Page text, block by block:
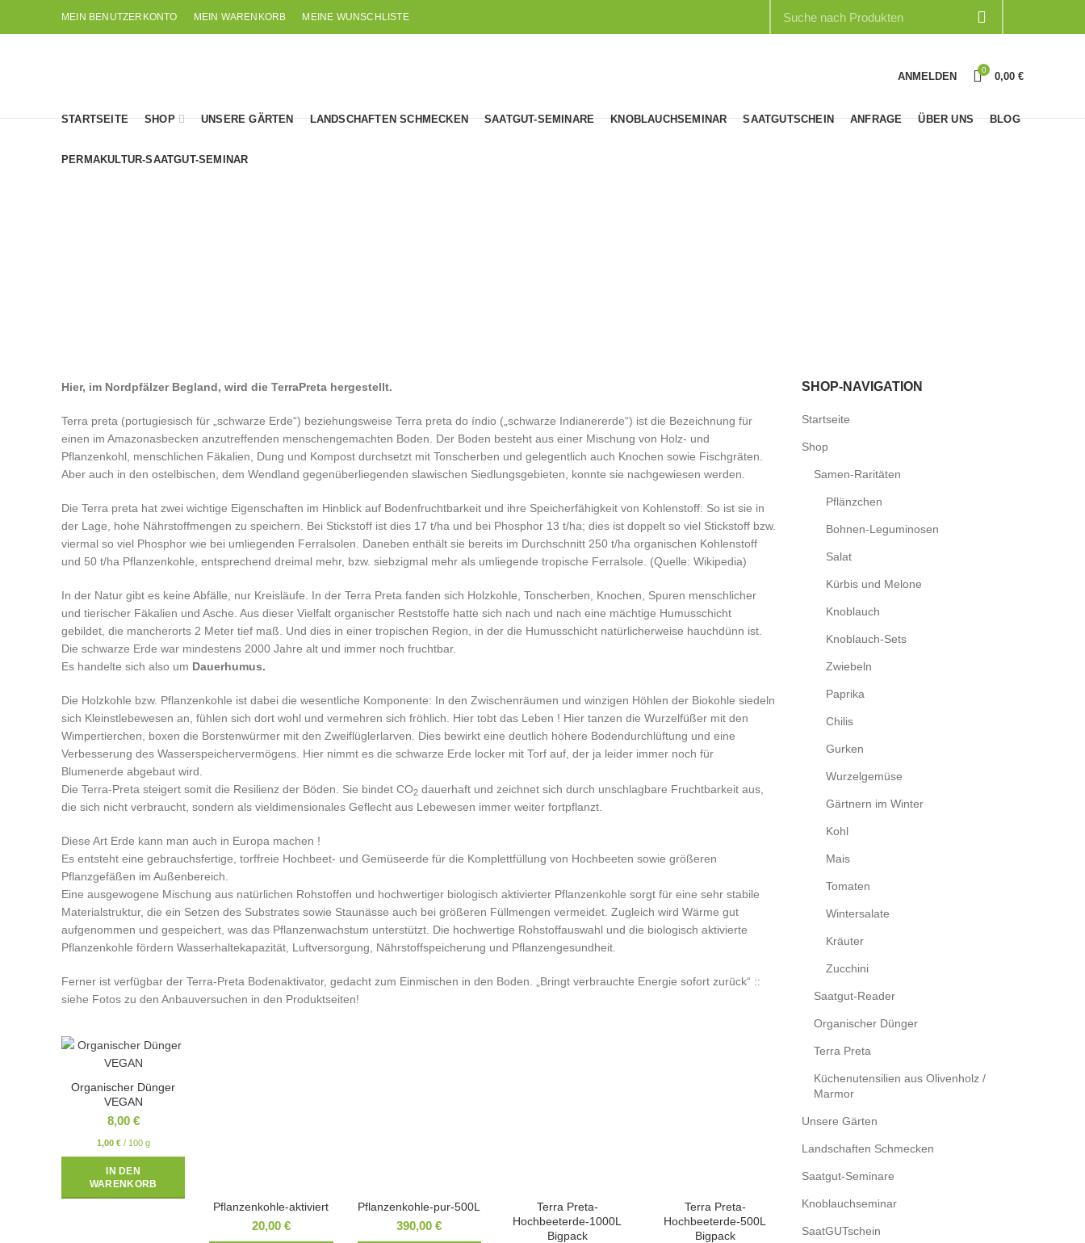
MEIN BENUTZERKONTO MEIN WARENKORB MEINE WUNSCHLISTE
ANMELDEN 0 0,00 €
STARTSEITE SHOP UNSERE GÄRTEN LANDSCHAFTEN SCHMECKEN SAATGUT-SEMINARE KNOBLAUCHSEMINAR SAATGUTSCHEIN ANFRAGE ÜBER UNS BLOG
PERMAKULTUR-SAATGUT-SEMINAR
Hier, im Nordpfälzer Begland, wird die TerraPreta hergestellt.
Terra preta (portugiesisch für „schwarze Erde“) beziehungsweise Terra preta do índio („schwarze Indianererde“) ist die Bezeichnung für
einen im Amazonasbecken anzutreffenden menschengemachten Boden. Der Boden besteht aus einer Mischung von Holz- und
Pflanzenkohl, menschlichen Fäkalien, Dung und Kompost durchsetzt mit Tonscherben und gelegentlich auch Knochen sowie Fischgräten.
Aber auch in den ostelbischen, dem Wendland gegenüberliegenden slawischen Siedlungsgebieten, konnte sie nachgewiesen werden.
Die Terra preta hat zwei wichtige Eigenschaften im Hinblick auf Bodenfruchtbarkeit und ihre Speicherfähigkeit von Kohlenstoff: So ist sie in
der Lage, hohe Nährstoffmengen zu speichern. Bei Stickstoff ist dies 17 t/ha und bei Phosphor 13 t/ha; dies ist doppelt so viel Stickstoff bzw.
viermal so viel Phosphor wie bei umliegenden Ferralsolen. Daneben enthält sie bereits im Durchschnitt 250 t/ha organischen Kohlenstoff
und 50 t/ha Pflanzenkohle, entsprechend dreimal mehr, bzw. siebzigmal mehr als umliegende tropische Ferralsole. (Quelle: Wikipedia)
In der Natur gibt es keine Abfälle, nur Kreisläufe. In der Terra Preta fanden sich Holzkohle, Tonscherben, Knochen, Spuren menschlicher
und tierischer Fäkalien und Asche. Aus dieser Vielfalt organischer Reststoffe hatte sich nach und nach eine mächtige Humusschicht
gebildet, die mancherorts 2 Meter tief maß. Und dies in einer tropischen Region, in der die Humusschicht natürlicherweise hauchdünn ist.
Die schwarze Erde war mindestens 2000 Jahre alt und immer noch fruchtbar.
Es handelte sich also um Dauerhumus.
Die Holzkohle bzw. Pflanzenkohle ist dabei die wesentliche Komponente: In den Zwischenräumen und winzigen Höhlen der Biokohle siedeln
sich Kleinstlebewesen an, fühlen sich dort wohl und vermehren sich fröhlich. Hier tobt das Leben ! Hier tanzen die Wurzelfüßer mit den
Wimpertierchen, boxen die Borstenwürmer mit den Zweiflüglerlarven. Dies bewirkt eine deutlich höhere Bodendurchlüftung und eine
Verbesserung des Wasserspeichervermögens. Hier nimmt es die schwarze Erde locker mit Torf auf, der ja leider immer noch für
Blumenerde abgebaut wird.
Die Terra-Preta steigert somit die Resilienz der Böden. Sie bindet CO2 dauerhaft und zeichnet sich durch unschlagbare Fruchtbarkeit aus,
die sich nicht verbraucht, sondern als vieldimensionales Geflecht aus Lebewesen immer weiter fortpflanzt.
Diese Art Erde kann man auch in Europa machen !
Es entsteht eine gebrauchsfertige, torffreie Hochbeet- und Gemüseerde für die Komplettfüllung von Hochbeeten sowie größeren
Pflanzgefäßen im Außenbereich.
Eine ausgewogene Mischung aus natürlichen Rohstoffen und hochwertiger biologisch aktivierter Pflanzenkohle sorgt für eine sehr stabile
Materialstruktur, die ein Setzen des Substrates sowie Staunässe auch bei größeren Füllmengen vermeidet. Zugleich wird Wärme gut
aufgenommen und gespeichert, was das Pflanzenwachstum unterstützt. Die hochwertige Rohstoffauswahl und die biologisch aktivierte
Pflanzenkohle fördern Wasserhaltekapazität, Luftversorgung, Nährstoffspeicherung und Pflanzengesundheit.
Ferner ist verfügbar der Terra-Preta Bodenaktivator, gedacht zum Einmischen in den Boden. „Bringt verbrauchte Energie sofort zurück“ ::
siehe Fotos zu den Anbauversuchen in den Produktseiten!
Organischer Dünger
VEGAN
8,00 €
1,00 €/ 100 g
IN DEN
WARENKORB
Pflanzenkohle-aktiviert
20,00 €
Pflanzenkohle-pur-500L
390,00€
Terra Preta-
Hochbeeterde-1000L
Bigpack
Terra Preta-
Hochbeeterde-500L
Bigpack
SHOP-NAVIGATION
Startseite
Shop
Samen-Raritäten
Pflänzchen
Bohnen-Leguminosen
Salat
Kürbis und Melone
Knoblauch
Knoblauch-Sets
Zwiebeln
Paprika
Chilis
Gurken
Wurzelgemüse
Gärtnern im Winter
Kohl
Mais
Tomaten
Wintersalate
Kräuter
Zucchini
Saatgut-Reader
Organischer Dünger
Terra Preta
Küchenutensilien aus Olivenholz /
Marmor
Unsere Gärten
Landschaften Schmecken
Saatgut-Seminare
Knoblauchseminar
SaatGUTschein